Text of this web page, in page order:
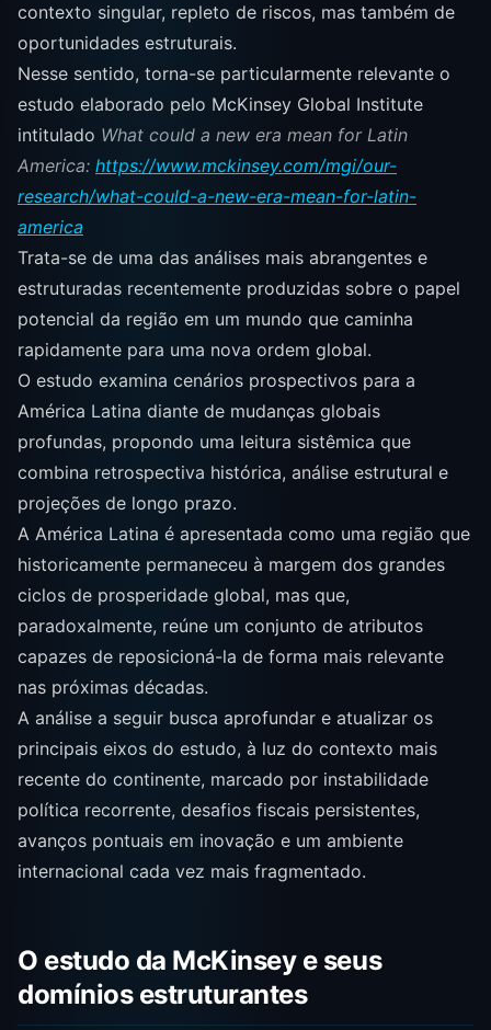
contexto singular, repleto de riscos, mas também de
oportunidades estruturais.
Nesse sentido, torna-se particularmente relevante o
estudo elaborado pelo McKinsey Global Institute
intitulado What could a new era mean for Latin
America: https://www.mckinsey.com/mgi/our-
research/what-could-a-new-era-mean-for-latin-
america
Trata-se de uma das análises mais abrangentes e
estruturadas recentemente produzidas sobre o papel
potencial da região em um mundo que caminha
rapidamente para uma nova ordem global.
O estudo examina cenários prospectivos para a
América Latina diante de mudanças globais
profundas, propondo uma leitura sistêmica que
combina retrospectiva histórica, análise estrutural e
projeções de longo prazo.
A América Latina é apresentada como uma região que
historicamente permaneceu à margem dos grandes
ciclos de prosperidade global, mas que,
paradoxalmente, reúne um conjunto de atributos
capazes de reposicioná-la de forma mais relevante
nas próximas décadas.
A análise a seguir busca aprofundar e atualizar os
principais eixos do estudo, à luz do contexto mais
recente do continente, marcado por instabilidade
política recorrente, desafios fiscais persistentes,
avanços pontuais em inovação e um ambiente
internacional cada vez mais fragmentado.
O estudo da McKinsey e seus
domínios estruturantes